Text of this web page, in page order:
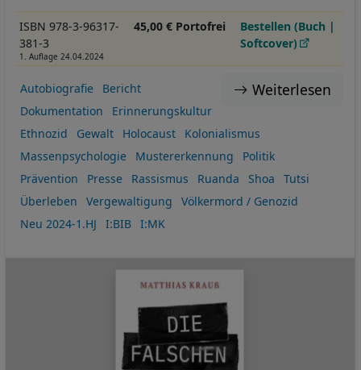
ISBN 978-3-96317-
381-3
1. Auflage 24.04.2024
45,00 € Portofrei
Bestellen (Buch |
Softcover)
Weiterlesen
Autobiografie
Bericht
Dokumentation
Erinnerungskultur
Ethnozid
Gewalt Holocaust
Kolonialismus
Massenpsychologie
Mustererkennung
Politik
Prävention
Presse Rassismus Ruanda Shoa
Tutsi
Überleben
Vergewaltigung
Völkermord / Genozid
Neu 2024-1.HJ
I:BIB I:MK